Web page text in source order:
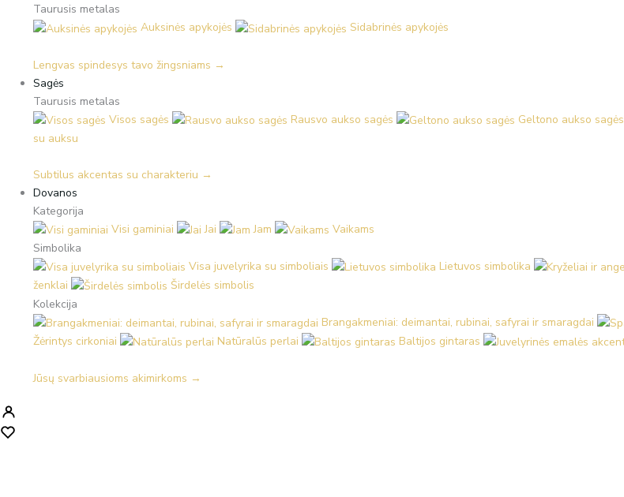
Taurusis metalas
Auksinės apykojės
Sidabrinės apykojės
Lengvas spindesys tavo žingsniams →
Sagės
Taurusis metalas
Visos sagės
Rausvo aukso sagės Geltono aukso sagės
su auksu
Subtilus akcentas su charakteriu →
Dovanos
Kategorija
Visi gaminiai
Jai Jam
Vaikams
Simbolika
Visa juvelyrika su simboliais
Lietuvos simbolika
ženklai
Širdelės simbolis
Kolekcija
Brangakmeniai: deimantai, rubinai, safyrai ir smaragdai
Žėrintys cirkoniai
Natūralūs perlai Baltijos gintaras
Jūsų svarbiausioms akimirkoms →